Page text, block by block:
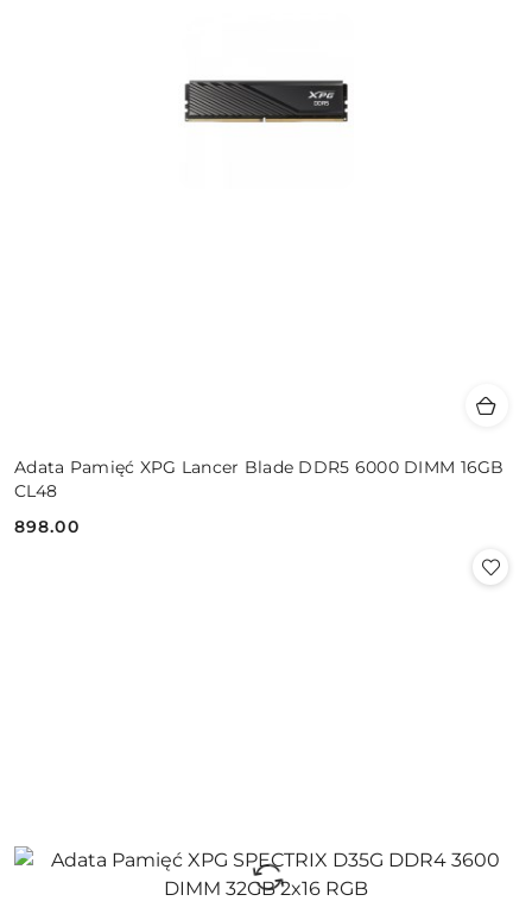
Adata Pamięć XPG Lancer Blade DDR5 6000 DIMM 16GB
CL48
Cena:
898.00